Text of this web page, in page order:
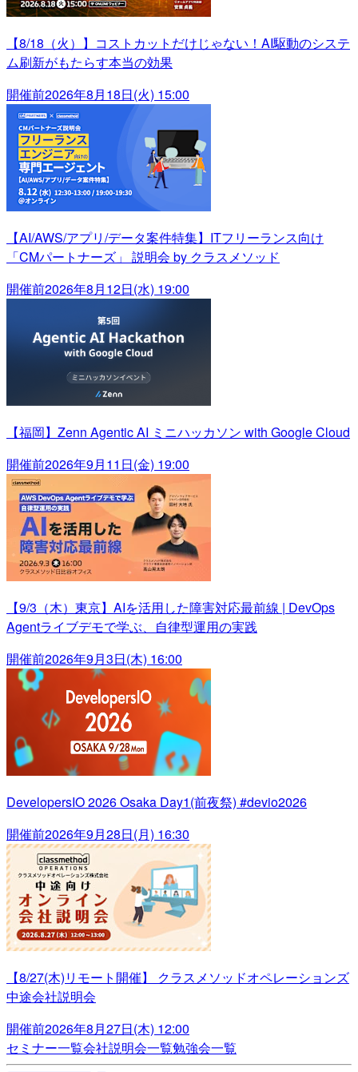
【8/18（火）】コストカットだけじゃない！AI駆動のシステ
ム刷新がもたらす本当の効果
開催前2026年8月18日(火) 15:00
【AI/AWS/アプリ/データ案件特集】ITフリーランス向け
「CMパートナーズ」 説明会 by クラスメソッド
開催前2026年8月12日(水) 19:00
【福岡】Zenn Agentic AI ミニハッカソン with Google Cloud
開催前2026年9月11日(金) 19:00
【9/3（木）東京】AIを活用した障害対応最前線 | DevOps
Agentライブデモで学ぶ、自律型運用の実践
開催前2026年9月3日(木) 16:00
DevelopersIO 2026 Osaka Day1(前夜祭) #devio2026
開催前2026年9月28日(月) 16:30
【8/27(木)リモート開催】 クラスメソッドオペレーションズ
中途会社説明会
開催前2026年8月27日(木) 12:00
セミナー一覧会社説明会一覧勉強会一覧